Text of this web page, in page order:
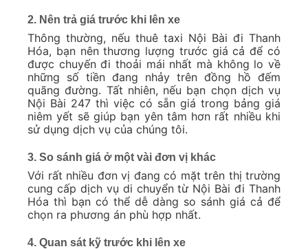
2. Nên trả giá trước khi lên xe
Thông thường, nếu thuê taxi Nội Bài đi Thanh
Hóa, bạn nên thương lượng trước giá cả để có
được chuyến đi thoải mái nhất mà không lo về
những số tiền đang nhảy trên đồng hồ đếm
quãng đường. Tất nhiên, nếu bạn chọn dịch vụ
Nội Bài 247 thì việc có sẵn giá trong bảng giá
niêm yết sẽ giúp bạn yên tâm hơn rất nhiều khi
sử dụng dịch vụ của chúng tôi.
3. So sánh giá ở một vài đơn vị khác
Với rất nhiều đơn vị đang có mặt trên thị trường
cung cấp dịch vụ di chuyển từ Nội Bài đi Thanh
Hóa thì bạn có thể dễ dàng so sánh giá cả để
chọn ra phương án phù hợp nhất.
4. Quan sát kỹ trước khi lên xe